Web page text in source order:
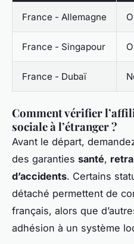
France - Allemagne
France - Singapour
France - Dubaï
Comment vérifier
sociale à l’étranger ?
Avant le départ,
des garanties santé,
d’accidents. Certains
détaché permettent de
français, alors que
adhésion à un système